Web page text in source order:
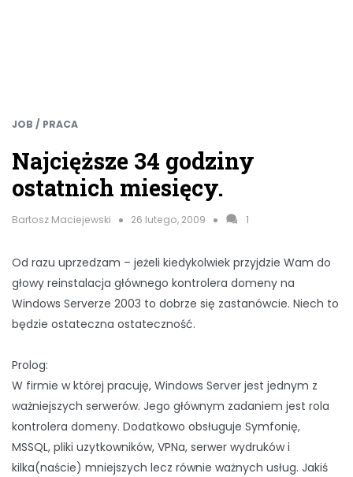
JOB / PRACA
Najcięższe 34 godziny
ostatnich miesięcy.
Bartosz Maciejewski 26 lutego, 2009 1
Od razu uprzedzam – jeżeli kiedykolwiek przyjdzie Wam do
głowy reinstalacja głównego kontrolera domeny na
Windows Serverze 2003 to dobrze się zastanówcie. Niech to
będzie ostateczna ostateczność.
Prolog:
W firmie w której pracuję, Windows Server jest jednym z
ważniejszych serwerów. Jego głównym zadaniem jest rola
kontrolera domeny. Dodatkowo obsługuje Symfonię,
MSSQL, pliki uzytkowników, VPNa, serwer wydruków i
kilka(naście) mniejszych lecz równie ważnych usług. Jakiś